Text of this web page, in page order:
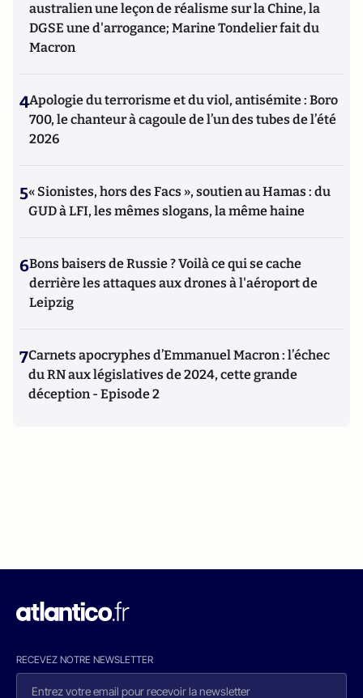
australien une leçon de réalisme sur la Chine, la
DGSE une d'arrogance; Marine Tondelier fait du
Macron
4Apologie du terrorisme et du viol, antisémite : Boro
700, le chanteur à cagoule de l’un des tubes de l’été
2026
5« Sionistes, hors des Facs », soutien au Hamas : du
GUD à LFI, les mêmes slogans, la même haine
6Bons baisers de Russie ? Voilà ce qui se cache
derrière les attaques aux drones à l'aéroport de
Leipzig
7Carnets apocryphes d’Emmanuel Macron : l’échec
du RN aux législatives de 2024, cette grande
déception - Episode 2
RECEVEZ NOTRE NEWSLETTER